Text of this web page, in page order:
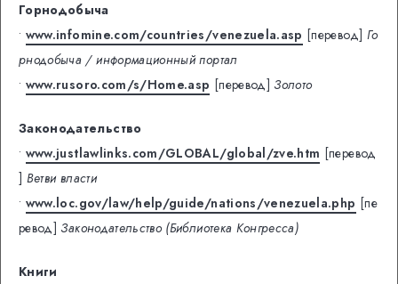
Горнодобыча
• www.infomine.com/countries/venezuela.asp [перевод] Го
рнодобыча / информационный портал
• www.rusoro.com/s/Home.asp [перевод] Золото
Законодательство
• www.justlawlinks.com/GLOBAL/global/zve.htm [перевод
] Ветви власти
• www.loc.gov/law/help/guide/nations/venezuela.php [пе
ревод] Законодательство (Библиотека Конгресса)
Книги